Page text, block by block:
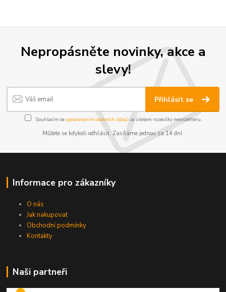
Nepropásněte novinky, akce a
slevy!
Přihlásit se
Souhlasím se zpracováním osobních údajůza účelem rozesílky newsletteru.
Můžete se kdykoli odhlásit. Zasíláme jednou za 14 dní.
Informace pro zákazníky
O nás
Jak nakupovat
Obchodní podmínky
Kontakty
Naši partneři